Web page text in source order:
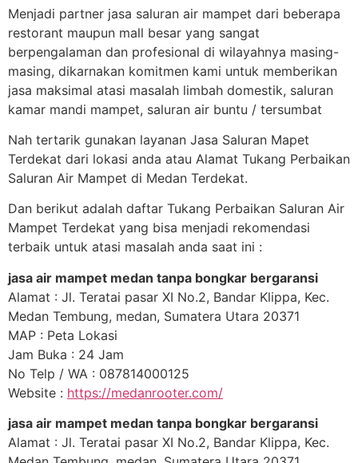
Menjadi partner jasa saluran air mampet dari beberapa
restorant maupun mall besar yang sangat
berpengalaman dan profesional di wilayahnya masing-
masing, dikarnakan komitmen kami untuk memberikan
jasa maksimal atasi masalah limbah domestik, saluran
kamar mandi mampet, saluran air buntu / tersumbat
Nah tertarik gunakan layanan Jasa Saluran Mapet
Terdekat dari lokasi anda atau Alamat Tukang Perbaikan
Saluran Air Mampet di Medan Terdekat.
Dan berikut adalah daftar Tukang Perbaikan Saluran Air
Mampet Terdekat yang bisa menjadi rekomendasi
terbaik untuk atasi masalah anda saat ini :
jasa air mampet medan tanpa bongkar bergaransi
Alamat : Jl. Teratai pasar XI No.2, Bandar Klippa, Kec.
Medan Tembung, medan, Sumatera Utara 20371
MAP : Peta Lokasi
Jam Buka : 24 Jam
No Telp / WA : 087814000125
Website : https://medanrooter.com/
jasa air mampet medan tanpa bongkar bergaransi
Alamat : Jl. Teratai pasar XI No.2, Bandar Klippa, Kec.